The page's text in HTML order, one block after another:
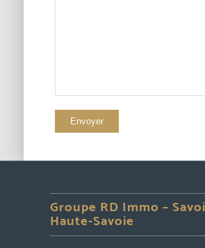
Groupe RD Immo –
Haute-Savoie